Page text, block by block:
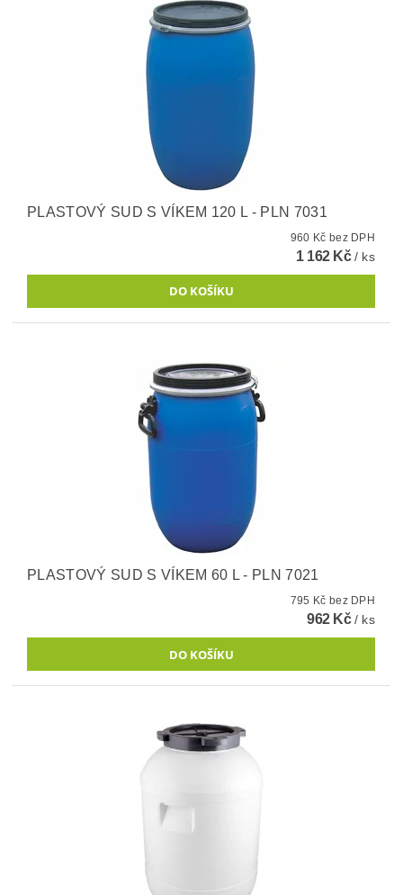
PLASTOVÝ SUD S VÍKEM 120 L - PLN 7031
960 Kč bez DPH
1 162 Kč/ ks
PLASTOVÝ SUD S VÍKEM 60 L - PLN 7021
795 Kč bez DPH
962 Kč/ ks